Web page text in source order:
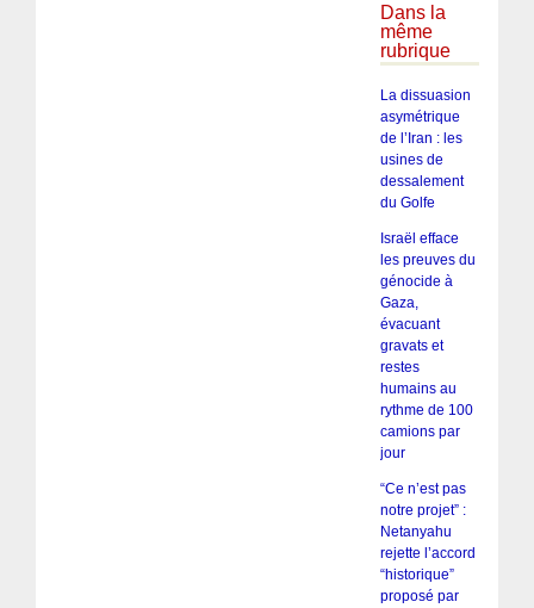
Dans la
même
rubrique
La dissuasion
asymétrique
de l’Iran : les
usines de
dessalement
du Golfe
Israël efface
les preuves du
génocide à
Gaza,
évacuant
gravats et
restes
humains au
rythme de 100
camions par
jour
“Ce n’est pas
notre projet” :
Netanyahu
rejette l’accord
“historique”
proposé par